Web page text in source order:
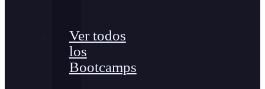
Ver todos
los
Bootcamps